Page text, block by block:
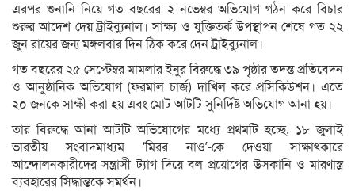
এরপর শুনানি নিয়ে গত বছরের ২ নভেম্বর অভিযোগ গঠন করে বিচার
শুরুর আদেশ দেয় ট্রাইব্যুনাল। সাক্ষ্য ও যুক্তিতর্ক উপস্থাপন শেষে গত ২২
জুন রায়ের জন্য মঙ্গলবার দিন ঠিক করে দেন ট্রাইব্যুনাল।
গত বছরের ২৫ সেপ্টেম্বর মামলার ইনুর বিরুদ্ধে ৩৯ পৃষ্ঠার তদন্ত প্রতিবেদন
ও আনুষ্ঠানিক অভিযোগ (ফরমাল চার্জ) দাখিল করে প্রসিকিউশন। এতে
২০ জনকে সাক্ষী করা হয় এবং মোট আটটি সুনির্দিষ্ট অভিযোগ আনা হয়।
তার বিরুদ্ধে আনা আটটি অভিযোগের মধ্যে প্রথমটি হচ্ছে, ১৮ জুলাই
ভারতীয় সংবাদমাধ্যম ‘মিরর নাও’-কে দেওয়া সাক্ষাৎকারে
আন্দোলনকারীদের সন্ত্রাসী ট্যাগ দিয়ে বল প্রয়োগের উসকানি ও মারণাস্ত্র
ব্যবহারের সিদ্ধান্তকে সমর্থন।